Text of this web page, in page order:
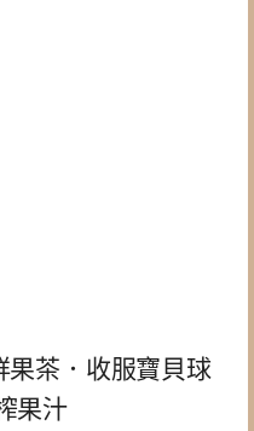
果茶．收服寶貝球
果汁